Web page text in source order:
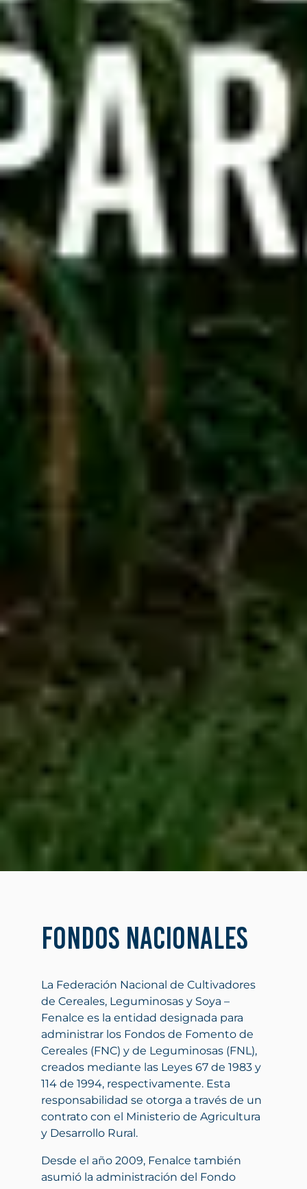
Fondos Nacionales
La Federación Nacional de Cultivadores
de Cereales, Leguminosas y Soya –
Fenalce es la entidad designada para
administrar los Fondos de Fomento de
Cereales (FNC) y de Leguminosas (FNL),
creados mediante las Leyes 67 de 1983 y
114 de 1994, respectivamente. Esta
responsabilidad se otorga a través de un
contrato con el Ministerio de Agricultura
y Desarrollo Rural.
Desde el año 2009, Fenalce también
asumió la administración del Fondo